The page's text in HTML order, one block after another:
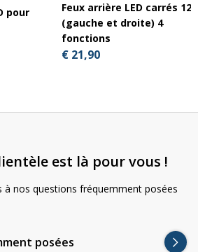
pour
Feux arrière LED carrés 12V
(gauche et droite) 4
fonctions
€ 21,90
est là pour vous !
à nos questions fréquemment posées
posées